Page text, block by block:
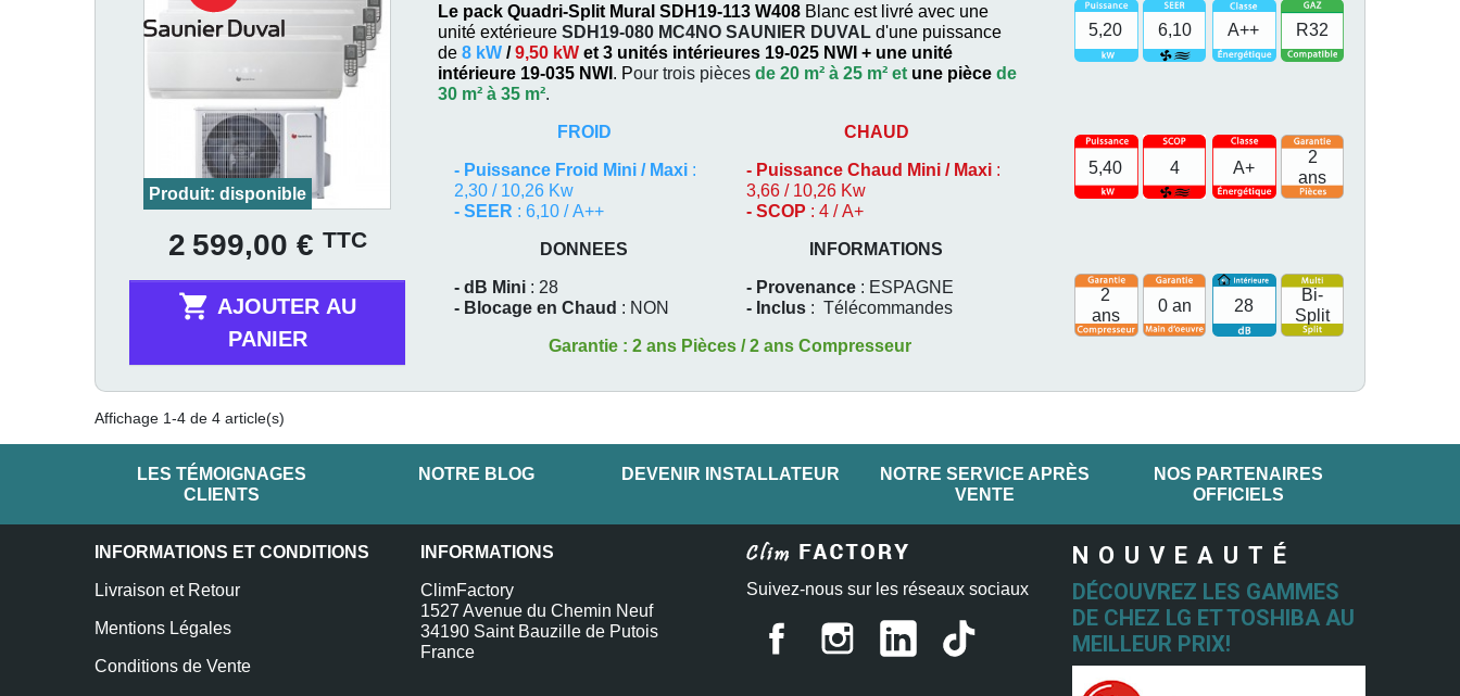
Produit: disponible
2 599,00 € TTC

PANIER
Le pack Quadri-Split Mural SDH19-113 W408 Blanc est livré avec une
unité extérieure SDH19-080 MC4NO SAUNIER DUVAL d'une puissance
de 8 kW /9,50 kW et 3 unités intérieures 19-025 NWI + une unité
intérieure 19-035 NWI . Pour trois pièces de 20 m² à 25 m² et une pièce de
30 m² à 35 m².
FROID
- Puissance Froid Mini / Maxi :
2,30 / 10,26 Kw
- SEER : 6,10 / A++
CHAUD
- Puissance Chaud Mini / Maxi :
3,66 / 10,26 Kw
- SCOP : 4 / A+
DONNEES
- dB Mini : 28
- Blocage en Chaud : NON
INFORMATIONS
- Provenance : ESPAGNE
- Inclus : Télécommandes
Garantie : 2 ans Pièces / 2 ans Compresseur
2
ans
2
ans
0 an
5,20
5,40
6,10 A++
4 A+
28
Bi-
Split
R32
Affichage 1-4 de 4 article(s)
LES TÉMOIGNAGES
CLIENTS
NOTRE BLOG DEVENIR INSTALLATEUR
NOTRE SERVICE APRÈS
VENTE
NOS PARTENAIRES
OFFICIELS
INFORMATIONS ET CONDITIONS
Livraison et Retour
Mentions Légales
Conditions de Vente
INFORMATIONS
ClimFactory
1527 Avenue du Chemin Neuf
34190 Saint Bauzille de Putois
France
Suivez-nous sur les réseaux sociaux
NOUVEAUTÉ
DÉCOUVREZ LES GAMMES
DE CHEZ LG ET TOSHIBA AU
MEILLEUR PRIX!